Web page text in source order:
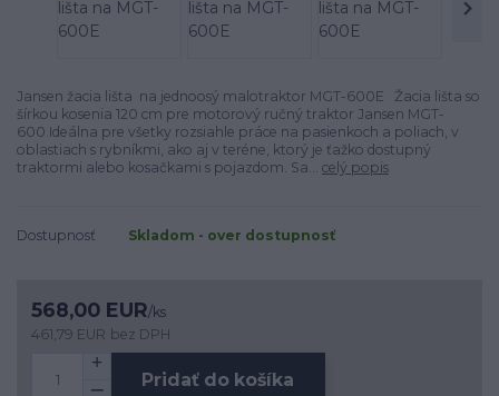
Jansen žacia lišta na jednoosý malotraktor MGT-600E Žacia lišta so
šírkou kosenia 120 cm pre motorový ručný traktor Jansen MGT-
600.Ideálna pre všetky rozsiahle práce na pasienkoch a poliach, v
oblastiach s rybníkmi, ako aj v teréne, ktorý je ťažko dostupný
traktormi alebo kosačkami s pojazdom. Sa... celý popis
Dostupnosť Skladom - over dostupnosť
568,00 EUR/ks
461,79 EUR bez DPH
Pridať do košíka